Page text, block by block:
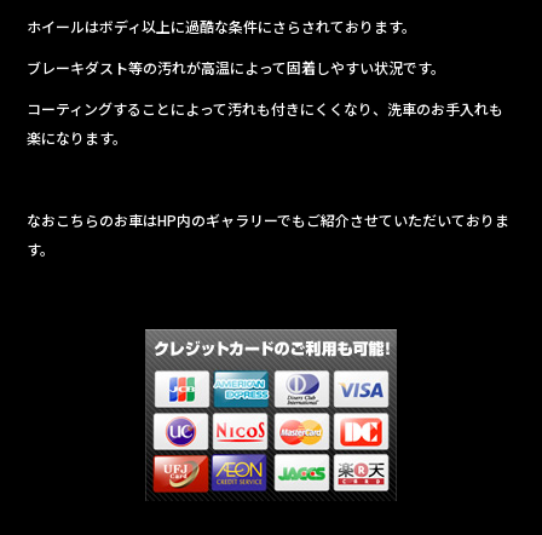
ホイールはボディ以上に過酷な条件にさらされております。
ブレーキダスト等の汚れが高温によって固着しやすい状況です。
コーティングすることによって汚れも付きにくくなり、洗車のお手入れも
楽になります。
なおこちらのお車はHP内のギャラリーでもご紹介させていただいておりま
す。